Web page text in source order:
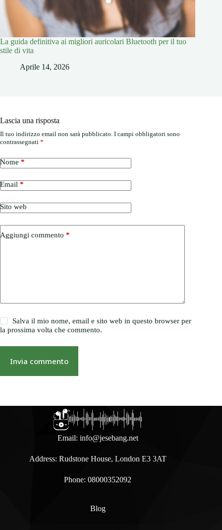
La guida definitiva ai migliori auricolari Bluetooth per il tuo
stile di vita
Aprile 14, 2026
Lascia una risposta
Il tuo indirizzo email non sarà pubblicato. I campi obbligatori sono
contrassegnati *
Nome *
Email *
Sito web
Aggiungi commento *
Salva il mio nome, email e sito web in questo browser per
la prossima volta che commento.
Invia commento
Email: info@jesebang.net
Address: Rudstone House, London E3 3AT
Phone: 08000352092
Blog